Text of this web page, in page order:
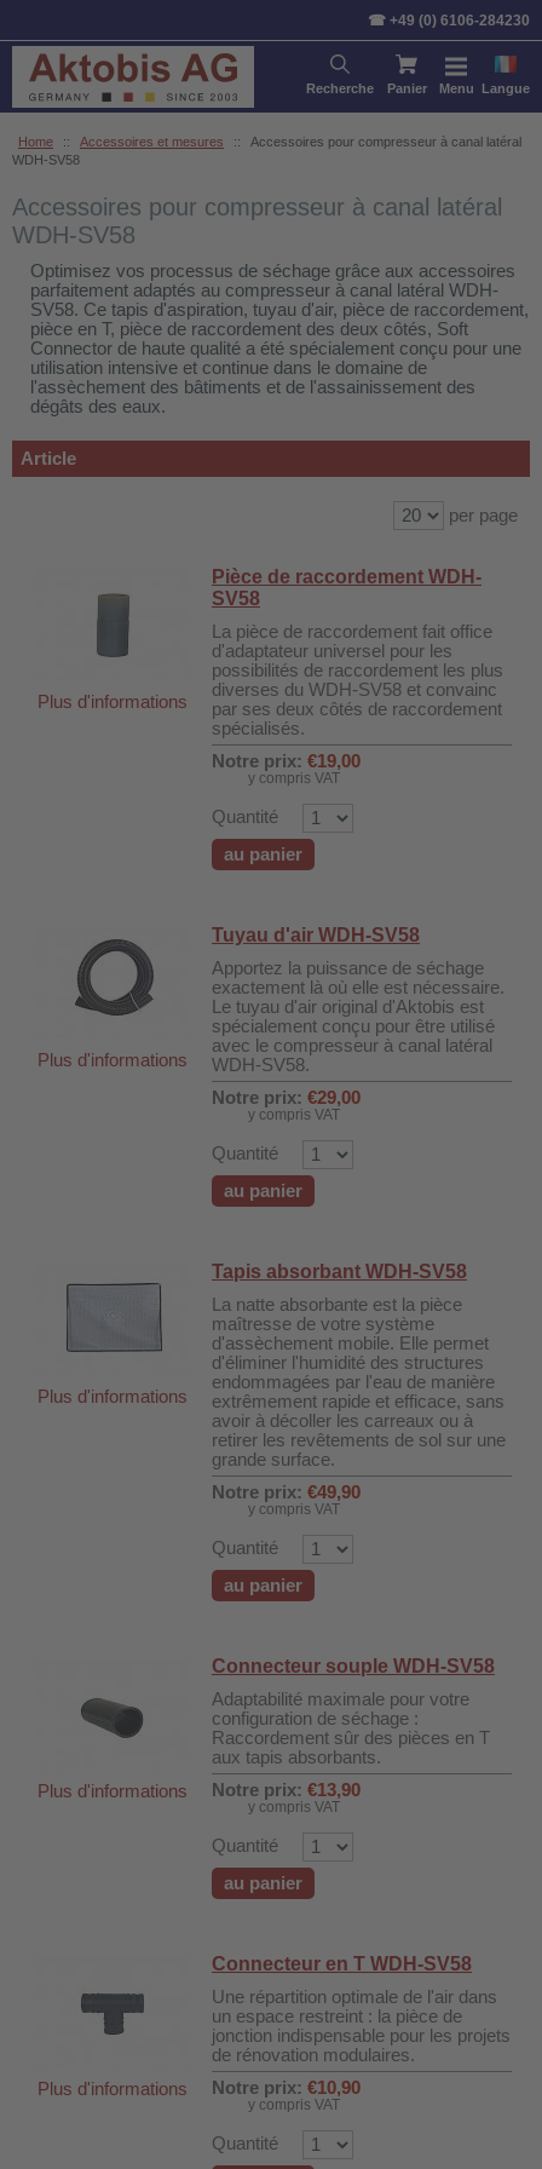
☎ +49 (0) 6106-284230
Recherche Panier Menu Langue
et WDH-626L
Home :: Accessoires et mesures ::
Accessoires pour compresseur à canal latéral
WDH-SV58
Accessoires pour compresseur à canal latéral
WDH-SV58
Optimisez vos processus de séchage grâce aux accessoires
parfaitement adaptés au compresseur à canal latéral WDH-
SV58. Ce tapis d'aspiration, tuyau d'air, pièce de raccordement,
pièce en T, pièce de raccordement des deux côtés, Soft
Connector de haute qualité a été spécialement conçu pour une
utilisation intensive et continue dans le domaine de
l'assèchement des bâtiments et de l'assainissement des
dégâts des eaux.
Article
Article Prix
per page
Plus d'informations
Pièce de raccordement WDH-
SV58
La pièce de raccordement fait office
d'adaptateur universel pour les
possibilités de raccordement les plus
diverses du WDH-SV58 et convainc
par ses deux côtés de raccordement
spécialisés.
Notre prix: €19,00
y compris VAT
Quantité
au panier
Plus d'informations
Tuyau d'air WDH-SV58
Apportez la puissance de séchage
exactement là où elle est nécessaire.
Le tuyau d'air original d'Aktobis est
spécialement conçu pour être utilisé
avec le compresseur à canal latéral
WDH-SV58.
Notre prix: €29,00
y compris VAT
Quantité
au panier
Plus d'informations
Tapis absorbant WDH-SV58
La natte absorbante est la pièce
maîtresse de votre système
d'assèchement mobile. Elle permet
d'éliminer l'humidité des structures
endommagées par l'eau de manière
extrêmement rapide et efficace, sans
avoir à décoller les carreaux ou à
retirer les revêtements de sol sur une
grande surface.
Notre prix: €49,90
y compris VAT
Quantité
au panier
Plus d'informations
Connecteur souple WDH-SV58
Adaptabilité maximale pour votre
configuration de séchage :
Raccordement sûr des pièces en T
aux tapis absorbants.
Notre prix: €13,90
y compris VAT
Quantité
au panier
Plus d'informations
Connecteur en T WDH-SV58
Une répartition optimale de l'air dans
un espace restreint : la pièce de
jonction indispensable pour les projets
de rénovation modulaires.
Notre prix: €10,90
y compris VAT
Quantité